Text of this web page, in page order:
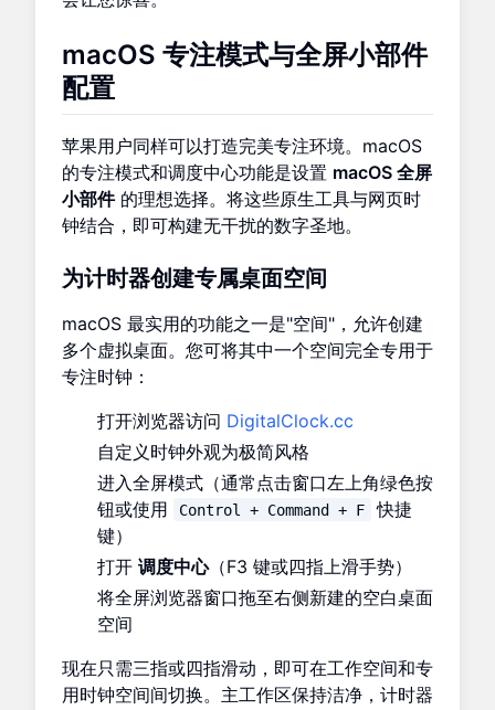
macOS 专注模式与全屏小部件
配置
苹果用户同样可以打造完美专注环境。macOS
的专注模式和调度中心功能是设置 macOS 全屏
小部件的理想选择。将这些原生工具与网页时
钟结合，即可构建无干扰的数字圣地。
为计时器创建专属桌面空间
macOS 最实用的功能之一是"空间"，允许创建
多个虚拟桌面。您可将其中一个空间完全专用于
专注时钟：
打开浏览器访问 DigitalClock.cc
自定义时钟外观为极简风格
进入全屏模式（通常点击窗口左上角绿色按
钮或使用
Control + Command + F
快捷
键）
打开 调度中心（F3 键或四指上滑手势）
将全屏浏览器窗口拖至右侧新建的空白桌面
空间
现在只需三指或四指滑动，即可在工作空间和专
用时钟空间间切换。主工作区保持洁净，计时器